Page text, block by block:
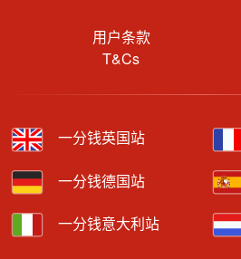
用户条款
T&Cs
一分钱英国站
一分钱德国站
一分钱意大利站